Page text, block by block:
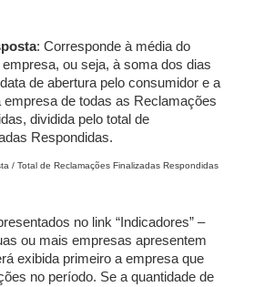
: Corresponde à média do
ou seja, à soma dos dias
de abertura pelo consumidor e a
empresa de todas as Reclamações
dividida pelo total de
Respondidas.
/ Total de Reclamações Finalizadas Respondidas
no link “Indicadores” –
ou mais empresas apresentem
exibida primeiro a empresa que
no período. Se a quantidade de